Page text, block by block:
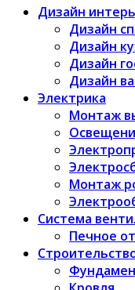
Дизайн
Дизайн
Дизайн
Дизайн
Дизайн
Электрика
Монтаж
Монтаж
Система
Печное